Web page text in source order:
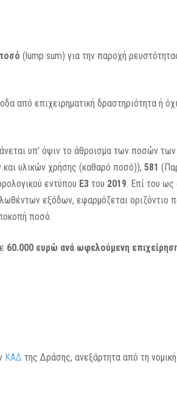
(lump sum) για την παροχή
από επιχειρηματική δραστηριότητα ή
υπ’ όψιν το άθροισμα των ποσών
υλικών χρήσης (καθαρό ποσό)),581
εντύπου Ε3 του 2019. Επί του ως
εξόδων, εφαρμόζεται οριζόντιο
ποσό.
60.000 ευρώ ανά ωφελούμενη
ΚΑΔ της Δράσης, ανεξάρτητα από τη